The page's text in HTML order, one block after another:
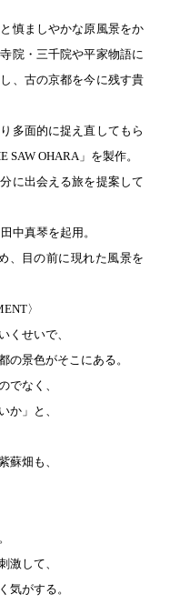
慎ましやかな原風景をか
院・三千院や平家物語に
、古の京都を今に残す貴
多面的に捉え直してもら
SAW OHARA」を製作。
に出会える旅を提案して
中真琴を起用。
、目の前に現れた風景を
〉
くせいで、
の景色がそこにある。
でなく、
か」と、
蘇畑も、
激して、
気がする。